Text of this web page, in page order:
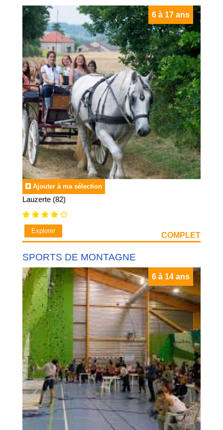
6 à 17 ans
Ajouter à ma sélection
Lauzerte (82)
Explorer
COMPLET
SPORTS DE MONTAGNE
6 à 14 ans